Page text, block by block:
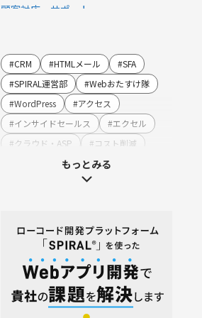
顧客対応・サポート
LINE連携
SMS連携
Webイベント（ウェビナー）オンライ
ン受付管理
アンケート作成
マーケティングオートメーション
名刺管理
展示会フォローアップ
人事・総務・経理・IR
ストレスチェックサービス
#CRM #HTMLメール
#SFA
#SPIRAL運営部
#Webおたすけ隊
#WordPress
#アクセス
#インサイドセールス
#エクセル
#クラウド・ASP
#コスト削減
#コンプライアンス
#マーケティング
#メーカー
#メリット・デメリット
#メルマガ
#やまざき調べ
#やまざき調べ・改
#レポート
#事例・活用例
#人事
もっとみる